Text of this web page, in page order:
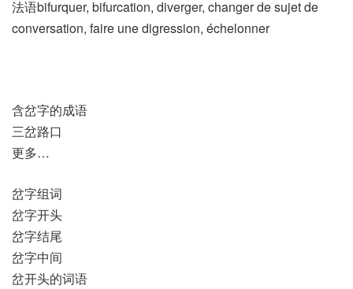
法语bifurquer, bifurcation, diverger, changer de sujet de
conversation, faire une digression, échelonner
含岔字的成语
三岔路口
更多…
岔字组词
岔字开头
岔字结尾
岔字中间
岔开头的词语